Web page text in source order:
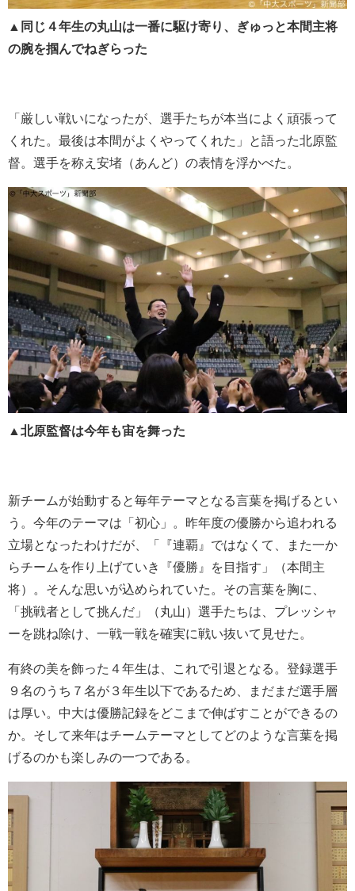
▲同じ４年生の丸山は一番に駆け寄り、ぎゅっと本間主将
の腕を掴んでねぎらった
「厳しい戦いになったが、選手たちが本当によく頑張って
くれた。最後は本間がよくやってくれた」と語った北原監
督。選手を称え安堵（あんど）の表情を浮かべた。
▲北原監督は今年も宙を舞った
新チームが始動すると毎年テーマとなる言葉を掲げるとい
う。今年のテーマは「初心」。昨年度の優勝から追われる
立場となったわけだが、「『連覇』ではなくて、また一か
らチームを作り上げていき『優勝』を目指す」（本間主
将）。そんな思いが込められていた。その言葉を胸に、
「挑戦者として挑んだ」（丸山）選手たちは、プレッシャ
ーを跳ね除け、一戦一戦を確実に戦い抜いて見せた。
有終の美を飾った４年生は、これで引退となる。登録選手
９名のうち７名が３年生以下であるため、まだまだ選手層
は厚い。中大は優勝記録をどこまで伸ばすことができるの
か。そして来年はチームテーマとしてどのような言葉を掲
げるのかも楽しみの一つである。